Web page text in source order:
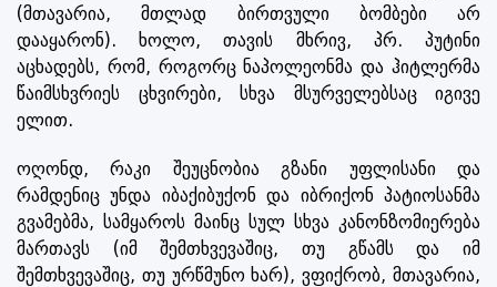
(მთავარია, მთლად ბირთვული ბომბები არ
დააყარონ). ხოლო, თავის მხრივ, პრ. პუტინი
აცხადებს, რომ, როგორც ნაპოლეონმა და ჰიტლერმა
წაიმსხვრიეს ცხვირები, სხვა მსურველებსაც იგივე
ელით.
ოღონდ, რაკი შეუცნობია გზანი უფლისანი და
რამდენიც უნდა იბაქიბუქონ და იბრიქონ პატიოსანმა
გვამებმა, სამყაროს მაინც სულ სხვა კანონზომიერება
მართავს (იმ შემთხვევაშიც, თუ გწამს და იმ
შემთხვევაშიც, თუ ურწმუნო ხარ), ვფიქრობ, მთავარია,